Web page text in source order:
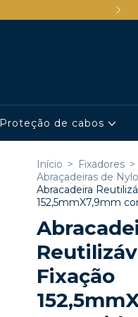
Proteção de cabos
Início > Fixadores >
Abraçadeiras de
Abracadeira
152,5mmX7,9mm
Fixação